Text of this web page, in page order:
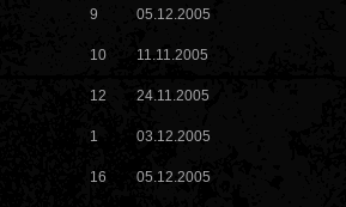
9 05.12.2005
10 11.11.2005
12 24.11.2005
1 03.12.2005
16 05.12.2005